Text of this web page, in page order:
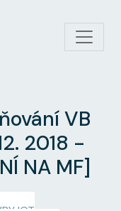
VB
2018 -
NA MF]